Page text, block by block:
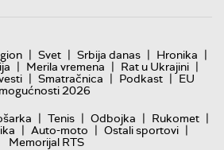
| Svet | Srbija danas | Hronika |
| Merila vremena | Rat u Ukrajini |
| Smatračnica | Podkast | EU
mogućnosti 2026
| Tenis | Odbojka | Rukomet |
| Auto-moto | Ostali sportovi |
Memorijal RTS